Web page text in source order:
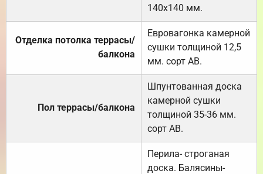
140х140 мм.
Отделка потолка террасы/
балкона
Евровагонка камерной
сушки толщиной 12,5
мм. сорт АВ.
Пол террасы/балкона
Шпунтованная доска
камерной сушки
толщиной 35-36 мм.
сорт АВ.
Перила- строганая
доска. Балясины-